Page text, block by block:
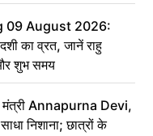
09 August 2026:
का व्रत, जानें राहु
शुभ समय
मंत्री Annapurna Devi,
निशाना; छात्रों के